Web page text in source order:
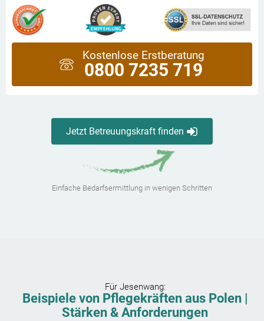
Kostenlose Erstberatung
0800 7235 719
Jetzt Betreuungskraft finden
Einfache Bedarfsermittlung in wenigen Schritten
Für Jesenwang:
Beispiele von Pflegekräften aus Polen |
Stärken & Anforderungen